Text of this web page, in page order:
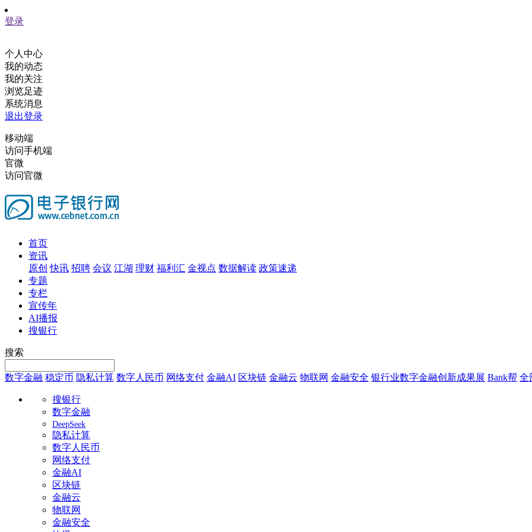
登录
个人中心
我的动态
我的关注
浏览足迹
系统消息
退出登录
移动端
访问手机端
官微
访问官微
首页
资讯
原创 快讯 招聘 会议 江湖 理财 福利汇 金视点 数据解读 政策速递
专题
专栏
宣传年
AI播报
搜银行
搜索
数字金融 稳定币 隐私计算 数字人民币 网络支付 金融AI 区块链 金融云 物联网 金融安全 银行业数字金融创新成果展 Bank帮 全
搜银行
数字金融
DeepSeek
隐私计算
数字人民币
网络支付
金融AI
区块链
金融云
物联网
金融安全